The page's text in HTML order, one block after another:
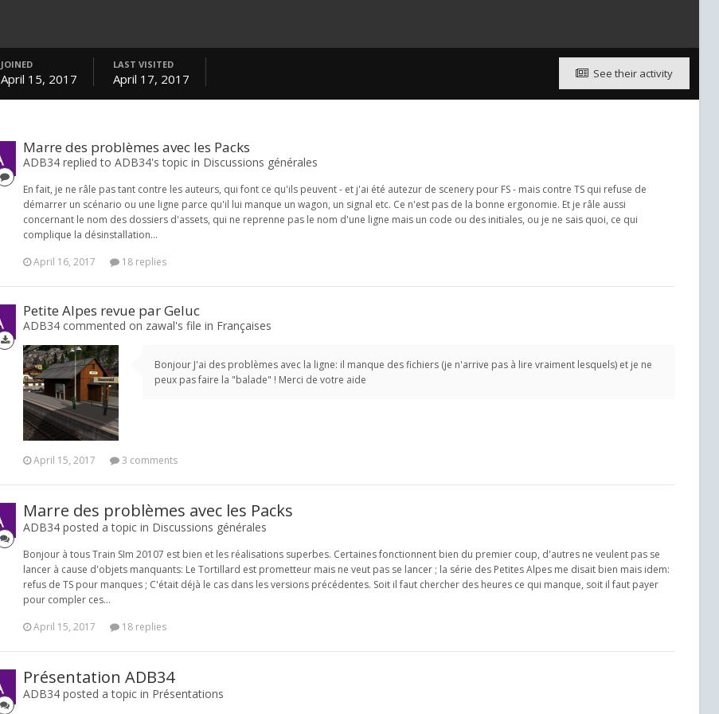
See their activity
JOINED
April 15, 2017
LAST VISITED
April 17, 2017
Marre des problèmes avec les Packs
ADB34 replied to ADB34's topic in Discussions générales
En fait, je ne râle pas tant contre les auteurs, qui font ce qu'ils peuvent - et j'ai été autezur de scenery pour FS - mais contre TS qui refuse de
démarrer un scénario ou une ligne parce qu'il lui manque un wagon, un signal etc. Ce n'est pas de la bonne ergonomie. Et je râle aussi
concernant le nom des dossiers d'assets, qui ne reprenne pas le nom d'une ligne mais un code ou des initiales, ou je ne sais quoi, ce qui
complique la désinstallation...
April 16, 2017
18 replies
Petite Alpes revue par Geluc
ADB34 commented on zawal's file in Françaises
Bonjour J'ai des problèmes avec la ligne: il manque des fichiers (je n'arrive pas à lire vraiment lesquels) et je ne
peux pas faire la "balade" ! Merci de votre aide
April 15, 2017 3 comments
Marre des problèmes avec les Packs
ADB34 posted a topic in Discussions générales
Bonjour à tous Train SIm 20107 est bien et les réalisations superbes. Certaines fonctionnent bien du premier coup, d'autres ne veulent pas se
lancer à cause d'objets manquants: Le Tortillard est prometteur mais ne veut pas se lancer ; la série des Petites Alpes me disait bien mais idem:
refus de TS pour manques ; C'était déjà le cas dans les versions précédentes. Soit il faut chercher des heures ce qui manque, soit il faut payer
pour compler ces...
April 15, 2017
18 replies
Présentation ADB34
ADB34 posted a topic in Présentations